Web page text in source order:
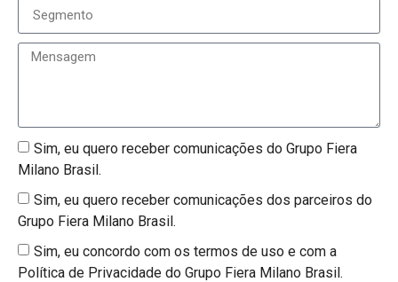
Sim, eu quero receber comunicações do Grupo Fiera
Milano Brasil.
Sim, eu quero receber comunicações dos parceiros do
Grupo Fiera Milano Brasil.
Sim, eu concordo com os termos de uso e com a
Política de Privacidade do Grupo Fiera Milano Brasil.